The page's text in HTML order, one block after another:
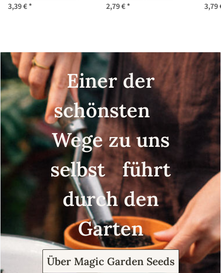
3,39 €* 2,79 €* 3,79
Einer der
schönsten
Wege zu uns
selbst führt
durch den
Garten
Über Magic Garden Seeds